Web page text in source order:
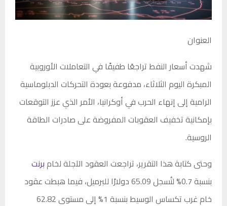
العنوان
شهدت أسعار النفط تراجعًا طفيفًا في التعاملات الأوروبية
المبكرة اليوم الثلاثاء، مدفوعة بعودة التحركات الدبلوماسية
الرامية إلى إنهاء الحرب في أوكرانيا، الأمر الذي عزز التوقعات
بإمكانية تخفيف العقوبات المفروضة على صادرات الطاقة
الروسية.
وحتى كتابة هذا التقرير، تراجعت العقود الآجلة لخام برنت
بنسبة 0.7% لتُسجل 65.09 دولارًا للبرميل، فيما هبطت عقود
خام غرب تكساس الوسيط بنسبة 1% إلى مستوى 62.82